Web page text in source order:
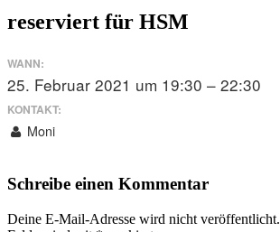
reserviert für HSM
WANN:
25. Februar 2021 um 19:30 – 22:30
KONTAKT:
Moni
Schreibe einen Kommentar
Deine E-Mail-Adresse wird nicht veröffentlicht.